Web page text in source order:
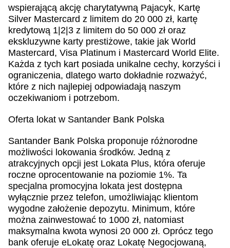
wspierającą akcję charytatywną Pajacyk, Kartę
Silver Mastercard z limitem do 20 000 zł, kartę
kredytową 1|2|3 z limitem do 50 000 zł oraz
ekskluzywne karty prestiżowe, takie jak World
Mastercard, Visa Platinum i Mastercard World Elite.
Każda z tych kart posiada unikalne cechy, korzyści i
ograniczenia, dlatego warto dokładnie rozważyć,
które z nich najlepiej odpowiadają naszym
oczekiwaniom i potrzebom.
Oferta lokat w Santander Bank Polska
Santander Bank Polska proponuje różnorodne
możliwości lokowania środków. Jedną z
atrakcyjnych opcji jest Lokata Plus, która oferuje
roczne oprocentowanie na poziomie 1%. Ta
specjalna promocyjna lokata jest dostępna
wyłącznie przez telefon, umożliwiając klientom
wygodne założenie depozytu. Minimum, które
można zainwestować to 1000 zł, natomiast
maksymalna kwota wynosi 20 000 zł. Oprócz tego
bank oferuje eLokatę oraz Lokatę Negocjowaną,